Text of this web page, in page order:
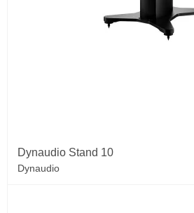
Dynaudio Stand 10
Dynaudio